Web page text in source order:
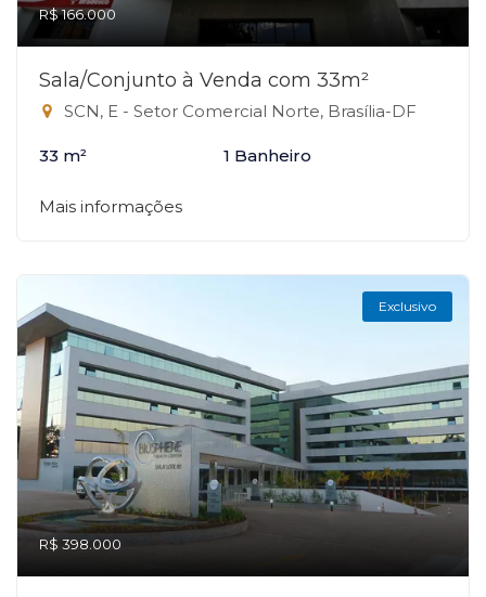
R$ 166.000
Sala/Conjunto à Venda com 33m²
SCN, E - Setor Comercial Norte, Brasília-DF
33 m² 1 Banheiro
Mais informações
Exclusivo
R$ 398.000